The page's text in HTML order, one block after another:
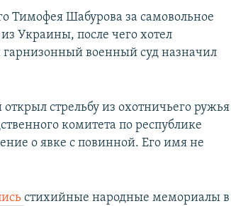
Тимофея Шабурова за самовольное
Украины, после чего хотел
гарнизонный военный суд назначил
стрельбу из охотничьего ружья
комитета по республике
о явке с повинной. Его имя не
стихийные народные мемориалы в